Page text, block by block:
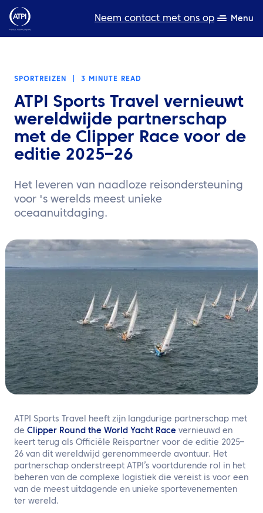
Neem contact met ons op Menu
Over ons
Producten
TravelHub Login
Neem contact met ons op
NL
SPORTREIZEN 3 MINUTE READ
ATPI Sports Travel vernieuwt
wereldwijde partnerschap
met de Clipper Race voor de
editie 2025–26
Het leveren van naadloze reisondersteuning
voor 's werelds meest unieke
oceaanuitdaging.
ATPI Sports Travel heeft zijn langdurige partnerschap met
de Clipper Round the World Yacht Race vernieuwd en
keert terug als Officiële Reispartner voor de editie 2025–
26 van dit wereldwijd gerenommeerde avontuur. Het
partnerschap onderstreept ATPI’s voortdurende rol in het
beheren van de complexe logistiek die vereist is voor een
van de meest uitdagende en unieke sportevenementen
ter wereld.